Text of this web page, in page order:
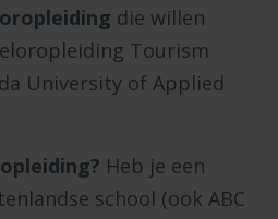
die willen
Tourism
University of Applied
Heb je een
school (ook ABC